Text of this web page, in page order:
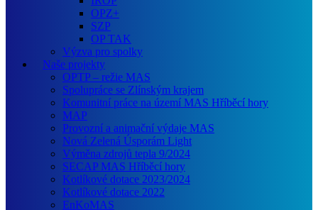
OPZ+
SZP
OP TAK
Výzva pro spolky
Naše projekty
OPTP – režie MAS
Spolupráce se Zlínským krajem
Komunitní práce na území MAS Hříběcí hory
MAP
Provozní a animační výdaje MAS
Nová Zelená Úsporám Light
Výměna zdrojů tepla 9/2024
SECAP MAS Hříběcí hory
Kotlíkové dotace 2023/2024
Kotlíkové dotace 2022
EnKoMAS